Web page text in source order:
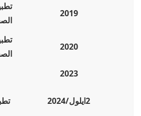
2019
2020
2023
2ايلول/2024